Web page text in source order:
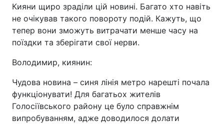
Кияни щиро зраділи цій новині. Багато хто навіть
не очікував такого повороту подій. Кажуть, що
тепер вони зможуть витрачати менше часу на
поїздки та зберігати свої нерви.
Володимир, киянин:
Чудова новина – синя лінія метро нарешті почала
функціонувати! Для багатьох жителів
Голосіївського району це було справжнім
випробуванням, адже доводилося долати